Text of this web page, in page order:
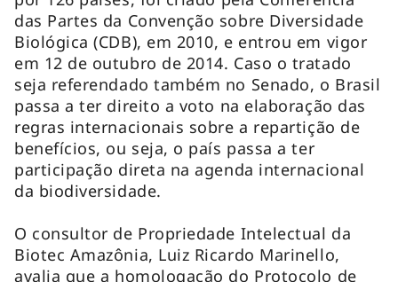
das Partes da Convenção sobre Diversidade
Biológica (CDB), em 2010, e entrou em vigor
em 12 de outubro de 2014. Caso o tratado
seja referendado também no Senado, o Brasil
passa a ter direito a voto na elaboração das
regras internacionais sobre a repartição de
benefícios, ou seja, o país passa a ter
participação direta na agenda internacional
da biodiversidade.
O consultor de Propriedade Intelectual da
Biotec Amazônia, Luiz Ricardo Marinello,
avalia que a homologação do Protocolo de